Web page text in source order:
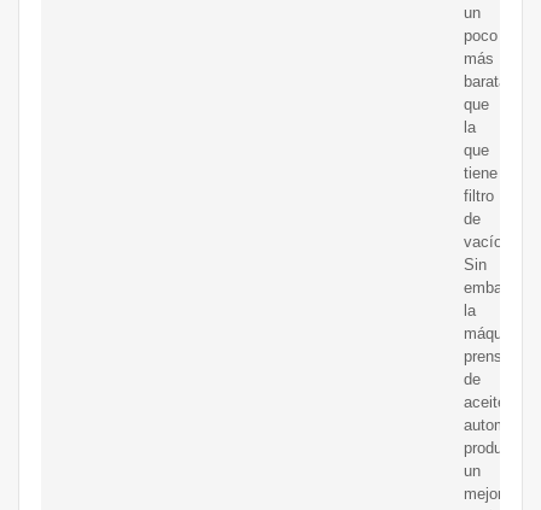
un
poco
más
barata
que
la
que
tiene
filtro
de
vacío.
Sin
embargo,
la
máquina
prensadora
de
aceite
automática
producirá
un
mejor